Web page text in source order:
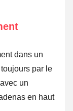
dans un
par le
un
en haut